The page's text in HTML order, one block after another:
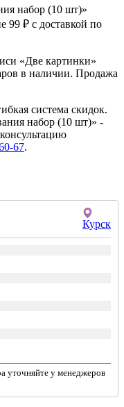
набор (10 шт)»
99 ₽ с доставкой по
«Две картинки»
в наличии. Продажа
система скидок.
набор (10 шт)» -
67.
Курск
уточняйте у менеджеров